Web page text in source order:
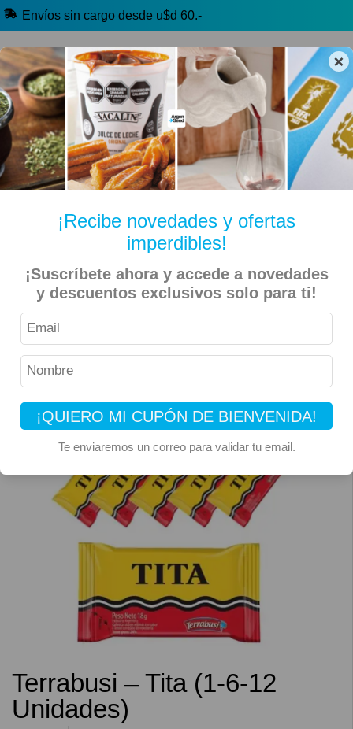
×
¡Recibe novedades y ofertas
imperdibles!
¡Suscríbete ahora y accede a novedades
y descuentos exclusivos solo para ti!
¡QUIERO MI CUPÓN DE BIENVENIDA!
Te enviaremos un correo para validar tu email.
Envíos sin cargo desde u$d 60.-
🔥 Alfajores y Golosinas
🧉 Clásicos argentinos 🏷️ Todas las categorías
Inicio Kiosko Dulce y Salado Chocolates
Terrabusi – Tita (1-6-12 Unidades)
Terrabusi – Tita (1-6-12
Unidades)